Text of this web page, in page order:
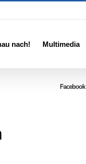
nach! Multimedia
Facebook